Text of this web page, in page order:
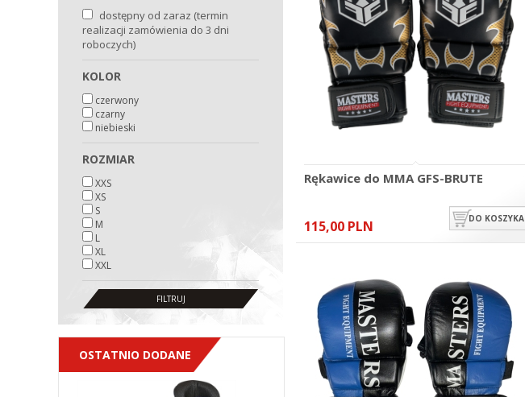
dostępny od zaraz (termin
realizacji zamówienia do 3 dni
roboczych)
KOLOR
czerwony
czarny
niebieski
ROZMIAR
XXS
XS
S
M
L
XL
XXL
OSTATNIO DODANE
Rękawice do MMA GFS-BRUTE
115,00 PLN DO KOSZYKA